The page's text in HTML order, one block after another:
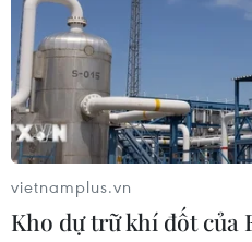
vào Nga đã được xác
20/05/2019 10:52
Người phát ngôn Tổng
biết sự liên quan của
công mạng nhằm vào Nga
vietnamplus.vn
Kho dự trữ khí đốt của